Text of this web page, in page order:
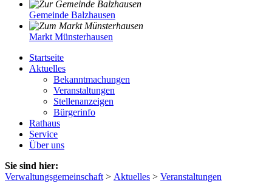
Gemeinde Balzhausen
Markt Münsterhausen
Startseite
Aktuelles
Bekanntmachungen
Veranstaltungen
Stellenanzeigen
Bürgerinfo
Rathaus
Service
Über uns
Sie sind hier:
Verwaltungsgemeinschaft > Aktuelles > Veranstaltungen